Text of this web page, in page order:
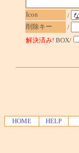
Icon /
削除キー /
解決済み! BOX/
HOME HELP